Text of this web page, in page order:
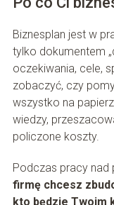
Biznesplan jest w
tylko dokumentem
oczekiwania, cele,
zobaczyć, czy
wszystko na
wiedzy,
policzone koszty.
Podczas pracy nad
firmę chcesz
kto będzie Twoim